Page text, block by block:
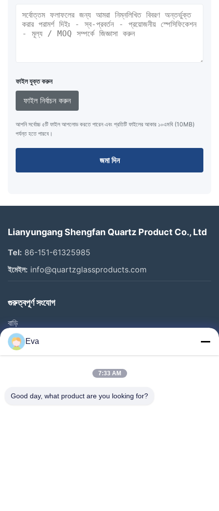
ফাইল যুক্ত করুন
ফাইল নির্বাচন করুন
আপনি সর্বোচ্চ ৫টি ফাইল আপলোড করতে পারেন এবং প্রতিটি ফাইলের আকার ১০এমবি (10MB)
পর্যন্ত হতে পারবে।
জমা দিন
Lianyungang Shengfan Quartz Product Co., Ltd
Tel: 86-151-61325985
ইমেইল: info@quartzglassproducts.com
গুরুত্বপূর্ণ সংযোগ
বাড়ি
পণ্য
ভিডিও
কারখানা পরিদর্শন
Eva
7:33 AM
Good day, what product are you looking for?